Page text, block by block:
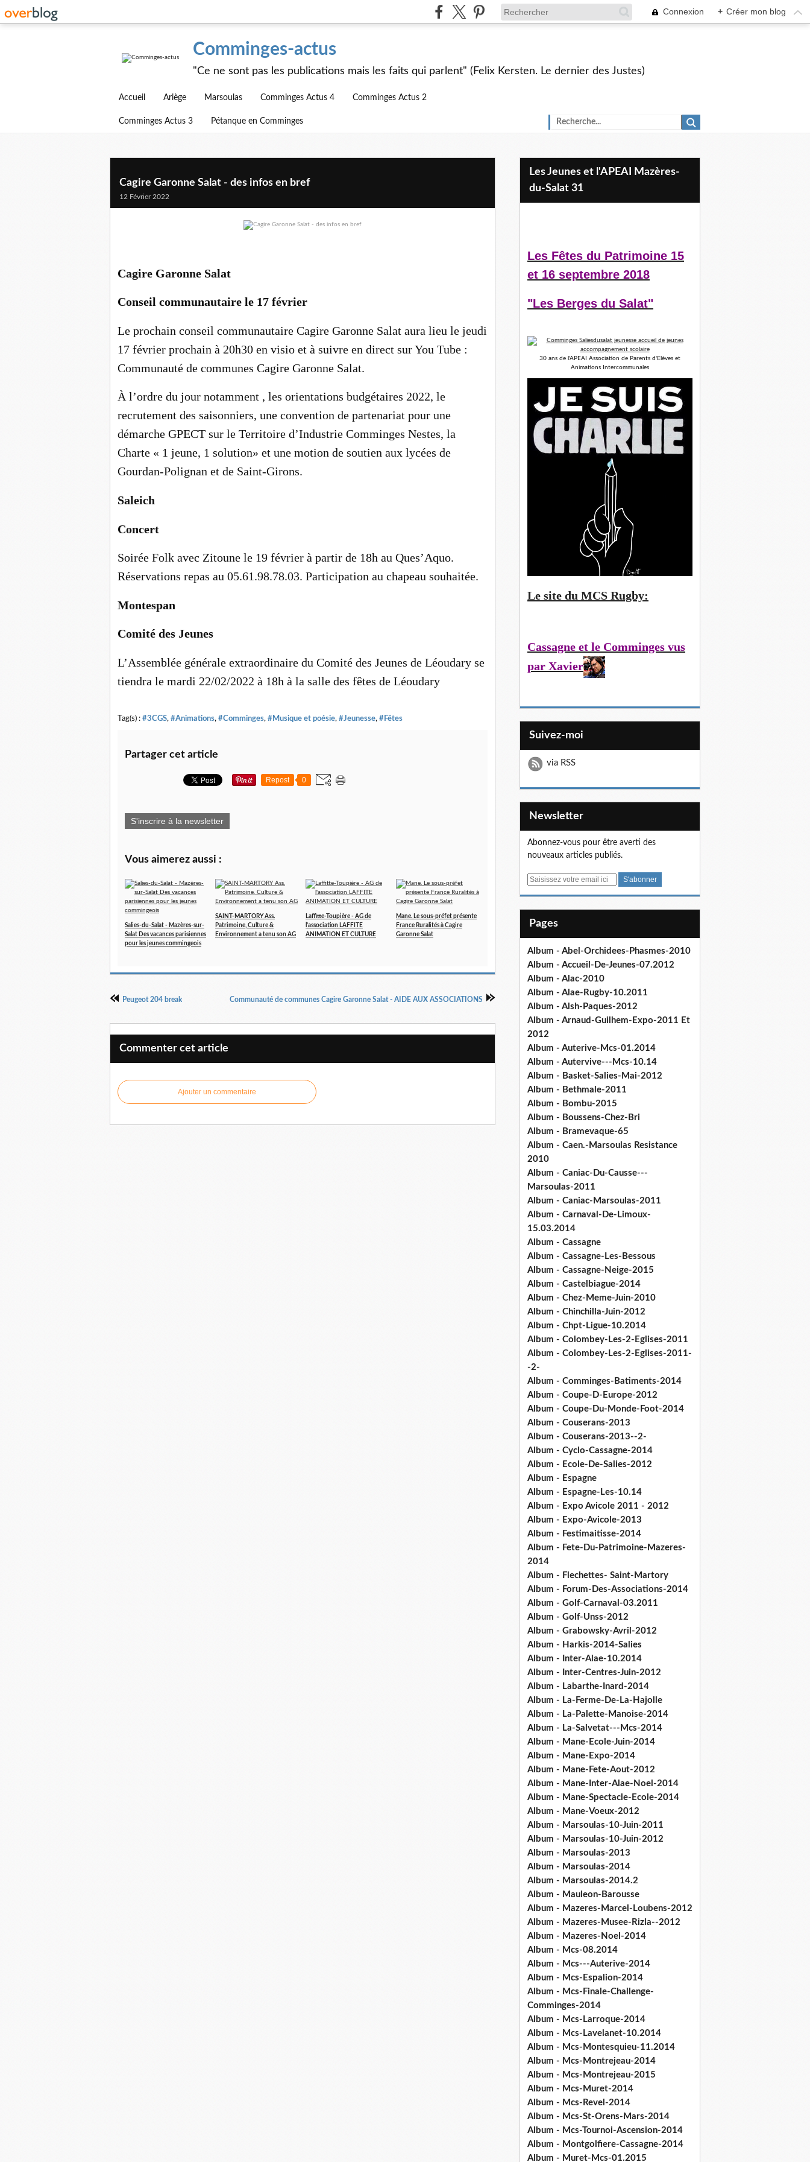
Connexion + Créer mon blog
Comminges-actus
"Ce ne sont pas les publications mais les faits qui parlent" (Felix Kersten. Le dernier des Justes)
Accueil Ariège Marsoulas Comminges Actus 4 Comminges Actus 2
Comminges Actus 3 Pétanque en Comminges
Cagire Garonne Salat - des infos en bref
12 Février 2022
Cagire Garonne Salat
Conseil communautaire le 17 février
Le prochain conseil communautaire Cagire Garonne Salat aura lieu le jeudi
17 février prochain à 20h30 en visio et à suivre en direct sur You Tube :
Communauté de communes Cagire Garonne Salat.
À l’ordre du jour notamment , les orientations budgétaires 2022, le
recrutement des saisonniers, une convention de partenariat pour une
démarche GPECT sur le Territoire d’Industrie Comminges Nestes, la
Charte « 1 jeune, 1 solution» et une motion de soutien aux lycées de
Gourdan-Polignan et de Saint-Girons.
Saleich
Concert
Soirée Folk avec Zitoune le 19 février à partir de 18h au Ques’Aquo.
Réservations repas au 05.61.98.78.03. Participation au chapeau souhaitée.
Montespan
Comité des Jeunes
L’Assemblée générale extraordinaire du Comité des Jeunes de Léoudary se
tiendra le mardi 22/02/2022 à 18h à la salle des fêtes de Léoudary
Tag(s) : #3CGS, #Animations, #Comminges, #Musique et poésie, #Jeunesse, #Fêtes
Partager cet article
Repost 0
S'inscrire à la newsletter
Vous aimerez aussi :
Salies-du-Salat - Mazères-sur-
Salat Des vacances parisiennes
pour les jeunes commingeois
SAINT-MARTORY Ass.
Patrimoine, Culture &
Environnement a tenu son AG
Laffitte-Toupière - AG de
l'association LAFFITE
ANIMATION ET CULTURE
Mane. Le sous-préfet présente
France Ruralités à Cagire
Garonne Salat
Peugeot 204 break Communauté de communes Cagire Garonne Salat - AIDE AUX ASSOCIATIONS
Commenter cet article
Ajouter un commentaire
Les Jeunes et l'APEAI Mazères-
du-Salat 31
Les Fêtes du Patrimoine 15
et 16 septembre 2018
"Les Berges du Salat"
30 ans de l'APEAI Association de Parents d'Elèves et
Animations Intercommunales
Le site du MCS Rugby:
Cassagne et le Comminges vus
par Xavier
Suivez-moi
via RSS
Newsletter
Abonnez-vous pour être averti des
nouveaux articles publiés.
E
Pages
Album - Abel-Orchidees-Phasmes-2010
Album - Accueil-De-Jeunes-07.2012
Album - Alac-2010
Album - Alae-Rugby-10.2011
Album - Alsh-Paques-2012
Album - Arnaud-Guilhem-Expo-2011 Et
2012
Album - Auterive-Mcs-01.2014
Album - Autervive---Mcs-10.14
Album - Basket-Salies-Mai-2012
Album - Bethmale-2011
Album - Bombu-2015
Album - Boussens-Chez-Bri
Album - Bramevaque-65
Album - Caen.-Marsoulas Resistance
2010
Album - Caniac-Du-Causse---
Marsoulas-2011
Album - Caniac-Marsoulas-2011
Album - Carnaval-De-Limoux-
15.03.2014
Album - Cassagne
Album - Cassagne-Les-Bessous
Album - Cassagne-Neige-2015
Album - Castelbiague-2014
Album - Chez-Meme-Juin-2010
Album - Chinchilla-Juin-2012
Album - Chpt-Ligue-10.2014
Album - Colombey-Les-2-Eglises-2011
Album - Colombey-Les-2-Eglises-2011-
-2-
Album - Comminges-Batiments-2014
Album - Coupe-D-Europe-2012
Album - Coupe-Du-Monde-Foot-2014
Album - Couserans-2013
Album - Couserans-2013--2-
Album - Cyclo-Cassagne-2014
Album - Ecole-De-Salies-2012
Album - Espagne
Album - Espagne-Les-10.14
Album - Expo Avicole 2011 - 2012
Album - Expo-Avicole-2013
Album - Festimaitisse-2014
Album - Fete-Du-Patrimoine-Mazeres-
2014
Album - Flechettes- Saint-Martory
Album - Forum-Des-Associations-2014
Album - Golf-Carnaval-03.2011
Album - Golf-Unss-2012
Album - Grabowsky-Avril-2012
Album - Harkis-2014-Salies
Album - Inter-Alae-10.2014
Album - Inter-Centres-Juin-2012
Album - Labarthe-Inard-2014
Album - La-Ferme-De-La-Hajolle
Album - La-Palette-Manoise-2014
Album - La-Salvetat---Mcs-2014
Album - Mane-Ecole-Juin-2014
Album - Mane-Expo-2014
Album - Mane-Fete-Aout-2012
Album - Mane-Inter-Alae-Noel-2014
Album - Mane-Spectacle-Ecole-2014
Album - Mane-Voeux-2012
Album - Marsoulas-10-Juin-2011
Album - Marsoulas-10-Juin-2012
Album - Marsoulas-2013
Album - Marsoulas-2014
Album - Marsoulas-2014.2
Album - Mauleon-Barousse
Album - Mazeres-Marcel-Loubens-2012
Album - Mazeres-Musee-Rizla--2012
Album - Mazeres-Noel-2014
Album - Mcs-08.2014
Album - Mcs---Auterive-2014
Album - Mcs-Espalion-2014
Album - Mcs-Finale-Challenge-
Comminges-2014
Album - Mcs-Larroque-2014
Album - Mcs-Lavelanet-10.2014
Album - Mcs-Montesquieu-11.2014
Album - Mcs-Montrejeau-2014
Album - Mcs-Montrejeau-2015
Album - Mcs-Muret-2014
Album - Mcs-Revel-2014
Album - Mcs-St-Orens-Mars-2014
Album - Mcs-Tournoi-Ascension-2014
Album - Montgolfiere-Cassagne-2014
Album - Muret-Mcs-01.2015